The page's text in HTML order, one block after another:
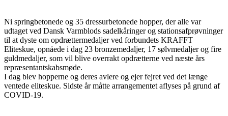
Ni springbetonede og 35 dressurbetonede hopper, der alle var
udtaget ved Dansk Varmblods sadelkåringer og stationsafprøvninger
til at dyste om opdrættermedaljer ved forbundets KRAFFT
Eliteskue, opnåede i dag 23 bronzemedaljer, 17 sølvmedaljer og fire
guldmedaljer, som vil blive overrakt opdrætterne ved næste års
repræsentantskabsmøde.
I dag blev hopperne og deres avlere og ejer fejret ved det længe
ventede eliteskue. Sidste år måtte arrangementet aflyses på grund af
COVID-19.